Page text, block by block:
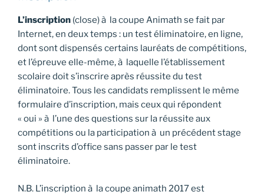
L’inscription (close) à la coupe Animath se fait par
Internet, en deux temps : un test éliminatoire, en ligne,
dont sont dispensés certains lauréats de compétitions,
et l’épreuve elle-même, à laquelle l’établissement
scolaire doit s’inscrire après réussite du test
éliminatoire. Tous les candidats remplissent le même
formulaire d’inscription, mais ceux qui répondent
« oui » à l’une des questions sur la réussite aux
compétitions ou la participation à un précédent stage
sont inscrits d’office sans passer par le test
éliminatoire.
N.B. L’inscription à la coupe animath 2017 est